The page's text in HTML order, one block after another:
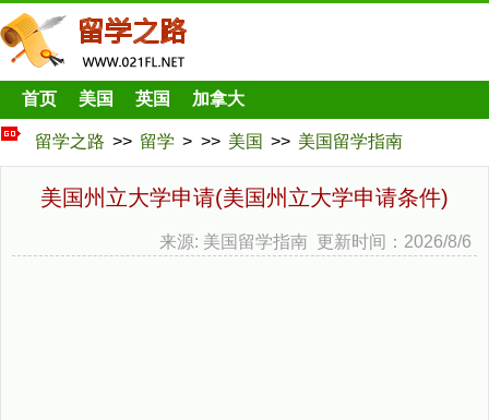
首页 美国 英国 加拿大
留学之路 >> 留学 > >> 美国 >> 美国留学指南
美国州立大学申请(美国州立大学申请条件)
来源: 美国留学指南 更新时间：2026/8/6